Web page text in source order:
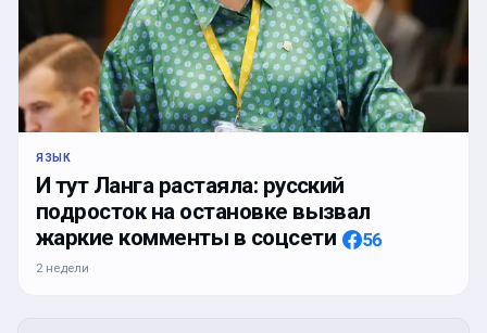
ЯЗЫК
И тут Ланга растаяла: русский
подросток на остановке вызвал
жаркие комменты в соцсети
56
2 недели